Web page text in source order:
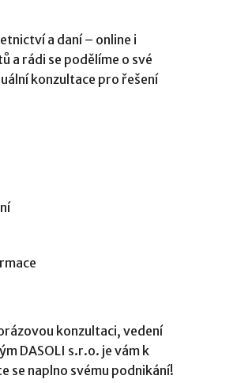
a daní – online i
a rádi se podělíme o své
konzultace pro řešení
konzultaci, vedení
DASOLI s.r.o. je vám k
se naplno svému podnikání!